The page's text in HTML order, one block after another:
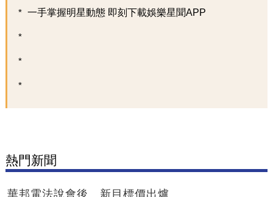
一手掌握明星動態 即刻下載娛樂星聞APP
熱門新聞
華邦電法說會後 新目標價出爐